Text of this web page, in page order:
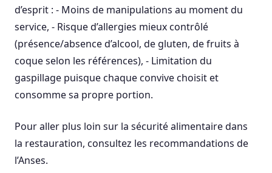
d’esprit : - Moins de manipulations au moment du
service, - Risque d’allergies mieux contrôlé
(présence/absence d’alcool, de gluten, de fruits à
coque selon les références), - Limitation du
gaspillage puisque chaque convive choisit et
consomme sa propre portion.
Pour aller plus loin sur la sécurité alimentaire dans
la restauration, consultez les recommandations de
l’Anses.